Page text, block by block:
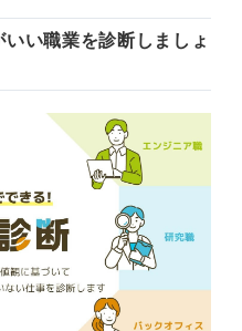
い職業を診断しましょ